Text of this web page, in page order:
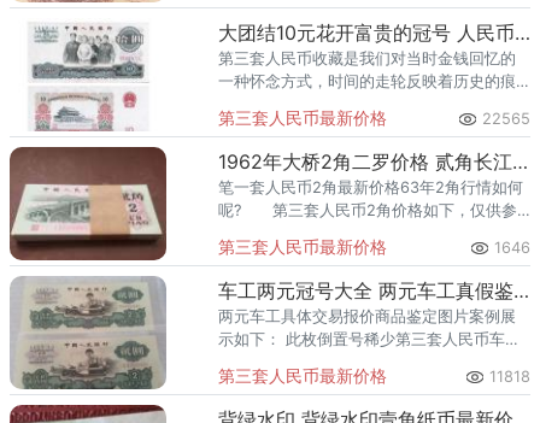
大团结10元花开富贵的冠号 人民币大团结10元价格
第三套人民币收藏是我们对当时金钱回忆的
一种怀念方式，时间的走轮反映着历史的痕
影子，而三版币中最大的面值是人民币大团
结十元。
第三套人民币最新价格 22565
1962年大桥2角二罗价格 贰角长江大桥值多少钱
笔一套人民币2角最新价格63年2角行情如何
呢? 第三套人民币2角价格如下，仅供参
为准。
第三套人民币最新价格 1646
车工两元冠号大全 两元车工真假鉴定图解和价格
两元车工具体交易报价商品鉴定图片案例展
示如下： 此枚倒置号稀少第三套人民币车工
第三套人民币最新价格 11818